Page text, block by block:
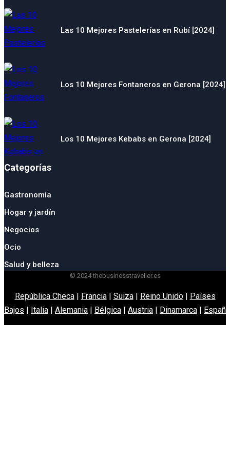
Las 10 Mejores Pastelerías en Rubí [2024]
Los 10 Mejores Fontaneros en Gerona [2024]
Los 10 Mejores Kebabs en Gerona [2024]
Categorías
Gastronomía
Hogar y jardín
Negocios
Ocio
Salud y belleza
© 2024 thebusinesstraveller.es
República Checa| Francia| Suiza| Reino Unido| Países
Bajos | Italia | Alemania | Bélgica | Austria | Dinamarca | España